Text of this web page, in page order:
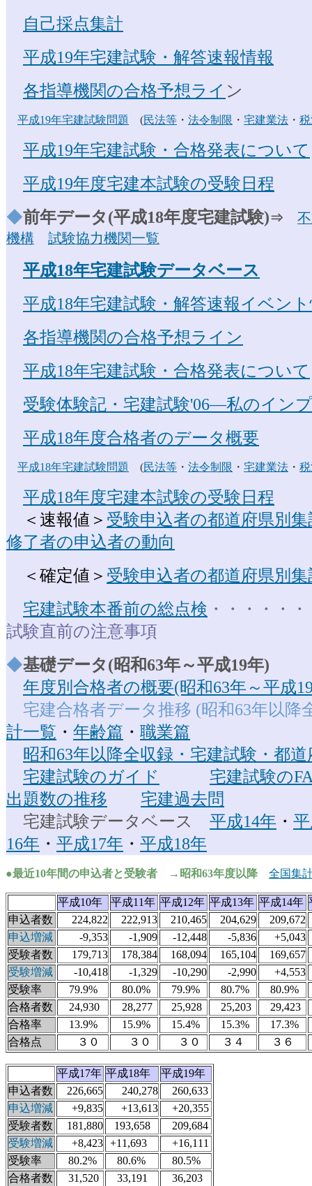
自己採点集計
平成19年宅建試験・解答速報情報
各指導機関の合格予想ライ ン
平成19年宅建試験問題 (民法等 ・ 法令制限 ・ 宅建業法 ・
平成19年宅建試験・合格発表について
平成19年度宅建本試験の受験日程
◆前年データ(平成18年度宅建試験)⇒
機構
試験協力機関一覧
平成18年宅建試験データベース
平成18年宅建試験・解答速報イベン
各指導機関の合格予想ライン
平成18年宅建試験・合格発表について
受験体験記・宅建試験'06―私のイン
平成18年度合格者のデータ概要
平成18年宅建試験問題 (民法等 ・ 法令制限 ・ 宅建業法 ・
平成18年度宅建本試験の受験日程
＜速報値＞ 受験申込者の都道府県別集
修了者の申込者の動向
＜確定値＞ 受験申込者の都道府県別集
宅建試験本番前の総点検 ・・・・・
試験直前の注意事項
◆基礎データ(昭和63年～平成19年)
年度別合格者の概要(昭和63年～平成
宅建合格者データ推移 (昭和63年以
計一覧 ・ 年齢篇 ・ 職業篇
昭和63年以降全収録・宅建試験・都
宅建試験のガイド
宅建試験の
出題数の推移
宅建過去問
宅建試験データベース
平成14年 ・
16年 ・ 平成17年 ・ 平成18年
●最近10年間の申込者と受験者 →昭和63年度以降 全国集
平成10年 平成11年 平成12年 平成13年 平成14年
申込者数
224,822 222,913 210,465 204,629
209,672
申込増減
-9,353 -1,909 -12,448 -5,836
+5,043
受験者数
179,713 178,384 168,094 165,104
169,657
受験増減
-10,418 -1,329 -10,290 -2,990
+4,553
受験率
79.9% 80.0% 79.9% 80.7% 80.9%
合格者数
24,930 28,277 25,928 25,203 29,423
合格率
13.9% 15.9% 15.4% 15.3% 17.3%
合格点
３０ ３０ ３０ ３４ ３６
平成17年 平成18年
平成19年
申込者数
226,665 240,278
260,633
申込増減
+9,835 +13,613
+20,355
受験者数
181,880 193,658
209,684
受験増減
+8,423 +11,693
+16,111
受験率
80.2% 80.6%
80.5%
合格者数
31,520 33,191 36,203